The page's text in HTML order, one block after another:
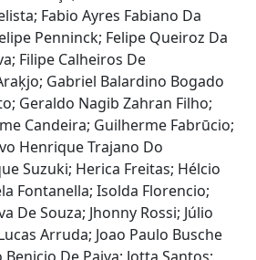
Fabio Ayres Fabiano Da
Penninck; Felipe Queiroz Da
Filipe Calheiros De
Gabriel Balardino Bogado
Geraldo Nagib Zahran Filho;
Candeira; Guilherme Fabrūcio;
Henrique Trajano Do
Suzuki; Herica Freitas; Hélcio
Fontanella; Isolda Florencio;
De Souza; Jhonny Rossi; Júlio
Arruda; Joao Paulo Busche